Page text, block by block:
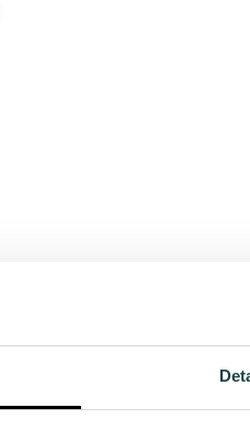
keuze maakt,
en duurzame materialen.
maar ook een eco-